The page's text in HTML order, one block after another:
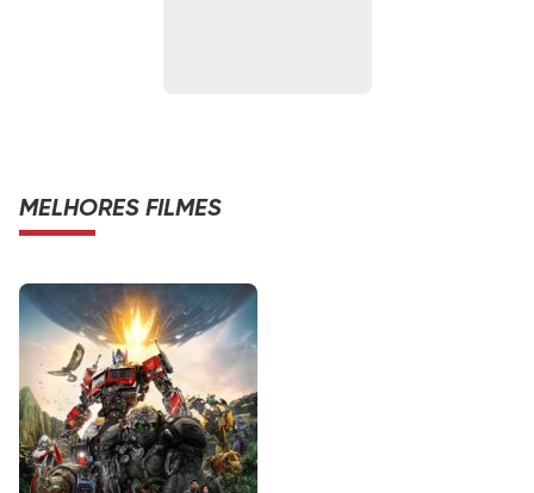
MELHORES FILMES